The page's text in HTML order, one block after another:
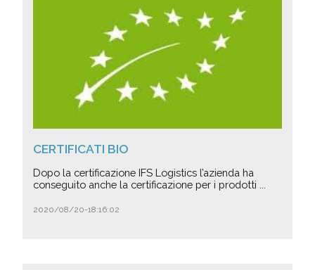
CERTIFICATI BIO
Dopo la certificazione IFS Logistics l’azienda ha
conseguito anche la certificazione per i prodotti ...
2020/08/20-18:16:02